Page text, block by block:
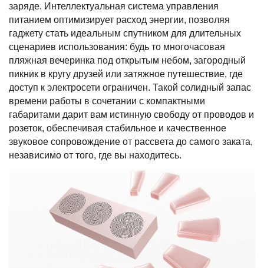
заряде. Интеллектуальная система управления
питанием оптимизирует расход энергии, позволяя
гаджету стать идеальным спутником для длительных
сценариев использования: будь то многочасовая
пляжная вечеринка под открытым небом, загородный
пикник в кругу друзей или затяжное путешествие, где
доступ к электросети ограничен. Такой солидный запас
времени работы в сочетании с компактными
габаритами дарит вам истинную свободу от проводов и
розеток, обеспечивая стабильное и качественное
звуковое сопровождение от рассвета до самого заката,
независимо от того, где вы находитесь.